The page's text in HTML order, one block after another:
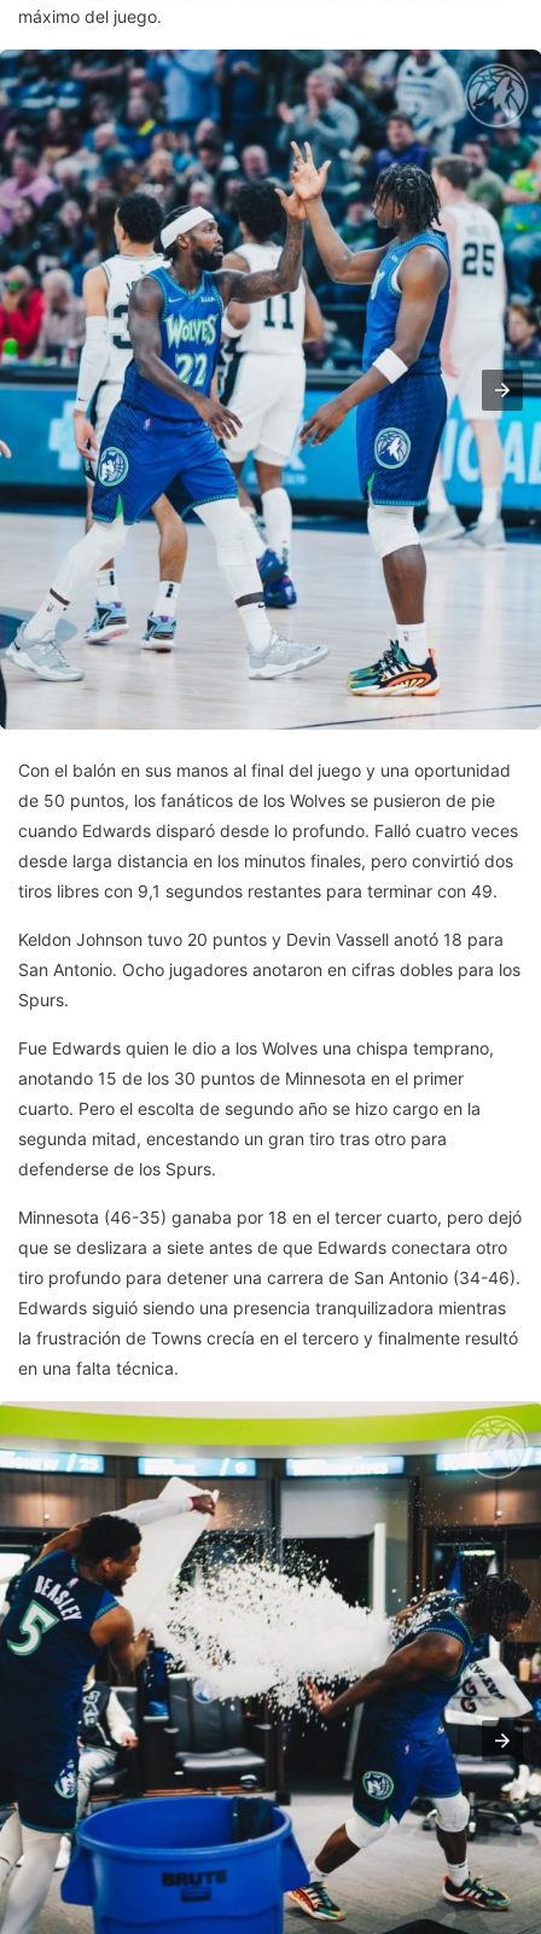
máximo del juego.
Con el balón en sus manos al final del juego y una oportunidad
de 50 puntos, los fanáticos de los Wolves se pusieron de pie
cuando Edwards disparó desde lo profundo. Falló cuatro veces
desde larga distancia en los minutos finales, pero convirtió dos
tiros libres con 9,1 segundos restantes para terminar con 49.
Keldon Johnson tuvo 20 puntos y Devin Vassell anotó 18 para
San Antonio. Ocho jugadores anotaron en cifras dobles para los
Spurs.
Fue Edwards quien le dio a los Wolves una chispa temprano,
anotando 15 de los 30 puntos de Minnesota en el primer
cuarto. Pero el escolta de segundo año se hizo cargo en la
segunda mitad, encestando un gran tiro tras otro para
defenderse de los Spurs.
Minnesota (46-35) ganaba por 18 en el tercer cuarto, pero dejó
que se deslizara a siete antes de que Edwards conectara otro
tiro profundo para detener una carrera de San Antonio (34-46).
Edwards siguió siendo una presencia tranquilizadora mientras
la frustración de Towns crecía en el tercero y finalmente resultó
en una falta técnica.